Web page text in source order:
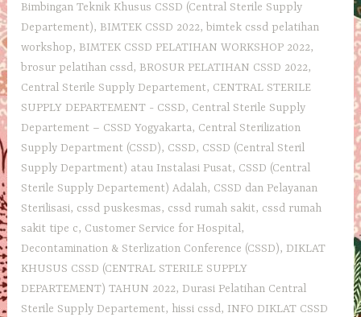
Bimbingan Teknik Khusus CSSD (Central Sterile Supply
Departement), BIMTEK CSSD 2022, bimtek cssd pelatihan
workshop, BIMTEK CSSD PELATIHAN WORKSHOP 2022,
brosur pelatihan cssd, BROSUR PELATIHAN CSSD 2022,
Central Sterile Supply Departement, CENTRAL STERILE
SUPPLY DEPARTEMENT - CSSD, Central Sterile Supply
Departement – CSSD Yogyakarta, Central Sterilization
Supply Department (CSSD), CSSD, CSSD (Central Steril
Supply Department) atau Instalasi Pusat, CSSD (Central
Sterile Supply Departement) Adalah, CSSD dan Pelayanan
Sterilisasi, cssd puskesmas, cssd rumah sakit, cssd rumah
sakit tipe c, Customer Service for Hospital,
Decontamination & Sterlization Conference (CSSD),DIKLAT
KHUSUS CSSD (CENTRAL STERILE SUPPLY
DEPARTEMENT) TAHUN 2022,Durasi Pelatihan Central
Sterile Supply Departement, hissi cssd, INFO DIKLAT CSSD